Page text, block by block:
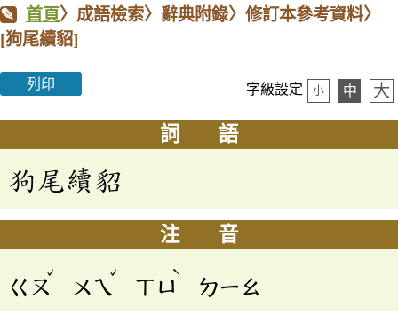
首頁〉成語檢索〉辭典附錄〉修訂本參考資料〉
[狗尾續貂]
列印 字級設定 小 中 大
詞 語
狗尾續貂
注 音
ㄍㄡ
ˇ
ㄨㄟ
ˇ
ㄒㄩ
ˋ
ㄉㄧㄠ